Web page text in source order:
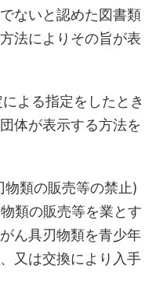
ないと認めた図書類
法によりその旨が表
よる指定をしたとき
体が表示する方法を
類の販売等の禁止)
類の販売等を業とす
ん具刃物類を青少年
又は交換により入手